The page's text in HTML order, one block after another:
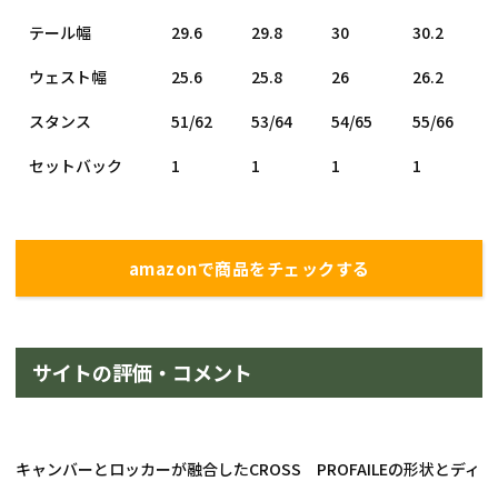
テール幅
29.6 29.8 30
30.2
ウェスト幅
25.6 25.8 26
26.2
スタンス
51/62 53/64 54/65
55/66
セットバック
1 1 1 1
amazonで商品をチェックする
サイトの評価・コメント
キャンバーとロッカーが融合したCROSS　PROFAILEの形状とディ